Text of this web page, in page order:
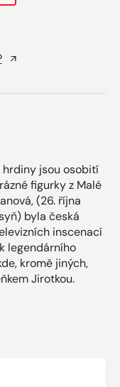
hrdiny jsou osobití
figurky z Malé
(26. října
byla česká
inscenací
legendárního
kromě jiných,
Jirotkou.